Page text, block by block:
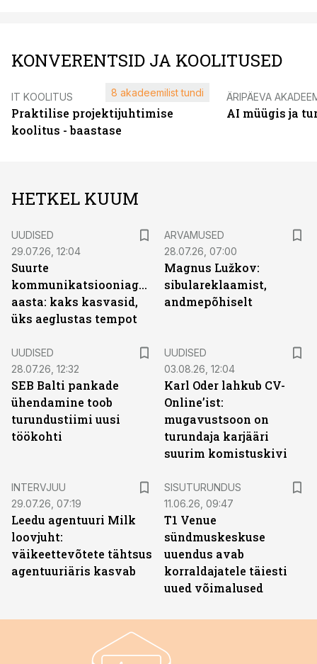
KONVERENTSID JA KOOLITUSED
IT KOOLITUS
Praktilise projektijuhtimise
koolitus - baastase
8 akadeemilist tundi ÄRIPÄEVA
AI müügis ja
HETKEL KUUM
UUDISED
29.07.26, 12:04
Suurte
kommunikatsiooniagentuuride
aasta: kaks kasvasid,
üks aeglustas tempot
ARVAMUSED
28.07.26, 07:00
Magnus Lužkov:
sibulareklaamist,
andmepõhiselt
UUDISED
28.07.26, 12:32
SEB Balti pankade
ühendamine toob
turundustiimi uusi
töökohti
UUDISED
03.08.26, 12:04
Karl Oder lahkub CV-
Online’ist:
mugavustsoon on
turundaja karjääri
suurim komistuskivi
INTERVJUU
29.07.26, 07:19
Leedu agentuuri Milk
loovjuht:
väikeettevõtete tähtsus
agentuuriäris kasvab
SISUTURUNDUS
11.06.26, 09:47
T1 Venue
sündmuskeskuse
uuendus avab
korraldajatele täiesti
uued võimalused